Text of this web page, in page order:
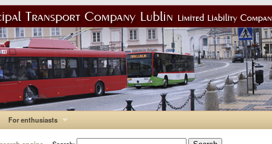
For enthusiasts